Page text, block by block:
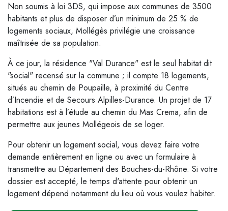
Non soumis à loi 3DS, qui impose aux communes de 3500
habitants et plus de disposer d’un minimum de 25 % de
logements sociaux, Mollégès privilégie une croissance
maîtrisée de sa population.
À ce jour, la résidence "Val Durance" est le seul habitat dit
"social" recensé sur la commune ; il compte 18 logements,
situés au chemin de Poupaille, à proximité du Centre
d’Incendie et de Secours Alpilles-Durance. Un projet de 17
habitations est à l’étude au chemin du Mas Crema, afin de
permettre aux jeunes Mollégeois de se loger.
Pour obtenir un logement social, vous devez faire votre
demande entièrement en ligne ou avec un formulaire à
transmettre au Département des Bouches-du-Rhône. Si votre
dossier est accepté, le temps d'attente pour obtenir un
logement dépend notamment du lieu où vous voulez habiter.